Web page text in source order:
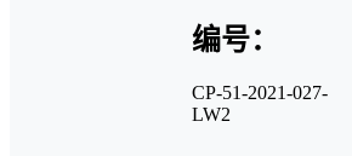
编号：
CP-51-2021-027-
LW2